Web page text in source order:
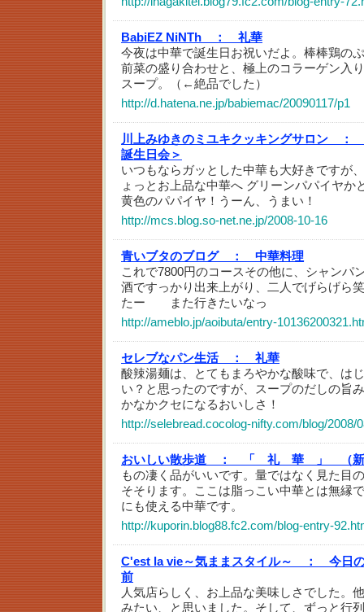
BabiEZ NiNTh ：
礼華
今夜は中華で誕生日お祝いだよ。棒棒鶏の
前菜の盛り合わせと、極上のコラーゲン入
スープ。（←絶品でした）
http://d.hatena.ne.jp/babiemac/20090117/p1
川上みゆきのミユキクッキングサロン ：
誕生日会＞
いつもならガッとした中華も大好きですが
ょっとお上品な中華へ グリーンパパイヤか
黄色のパパイヤ！うーん、うまい！
http://mcs.blog.so-net.ne.jp/2008-10-16
青いブタのブログ ：
中華料理
これで7800円のコースその他に、シャンパ
酒ですっかり出来上がり、二人でげらげら
たー また行きたいなっ
http://ameblo.jp/aoibuta/entry-
セレブなパン生活 ：
礼華
酸辣湯麺は、とてもまろやかな酸味で、は
い？と思ったのですが、スープのだしの旨
かなかクセになるおいしさ！
http://selebread.cocolog-nifty.com/blog/2008/
おいしい散歩道 ：
「 礼 華 」 （新
もの凄く品がいいです。量ではなく見た目
そそります。ここは脂っこい中華とは無縁
にも使える中華です。
http://kuporin.blog88.fc2.com/blog-entry-
C'est la vie～気ままスタイル～ ：
今日
前
人気店らしく、お上品な美味しさでした。
みたい、と思いました。そして、ずっと行